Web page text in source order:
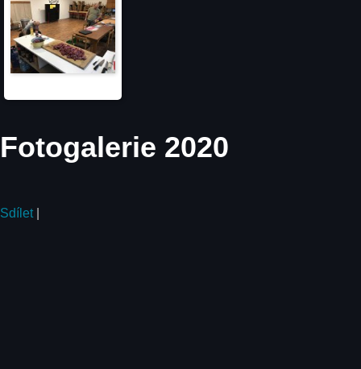
Fotogalerie 2020
Sdílet